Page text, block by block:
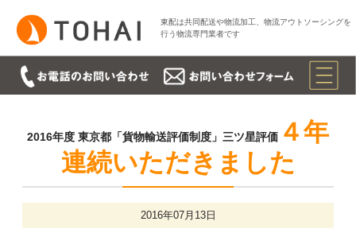
東配は共同配送や物流加工、物流アウトソーシングを
行う物流専門業者です
2016年度 東京都「貨物輸送評価制度」三ツ星評価 ４年
連続いただきました
2016年07月13日